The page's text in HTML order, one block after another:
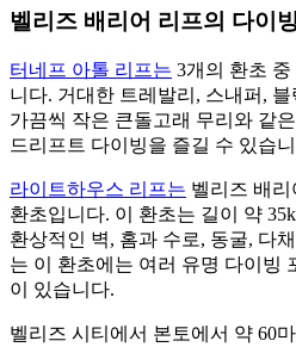
벨리즈 배리어 리프의 다이
터네프 아톨 리프는 3개의 환초
니다. 거대한 트레발리, 스내퍼,
가끔씩 작은 큰돌고래 무리와 같
드리프트 다이빙을 즐길 수 있습
라이트하우스 리프는 벨리즈 배
환초입니다. 이 환초는 길이 약
환상적인 벽, 홈과 수로, 동굴, 다
는 이 환초에는 여러 유명 다이빙
이 있습니다.
벨리즈 시티에서 본토에서 약 60